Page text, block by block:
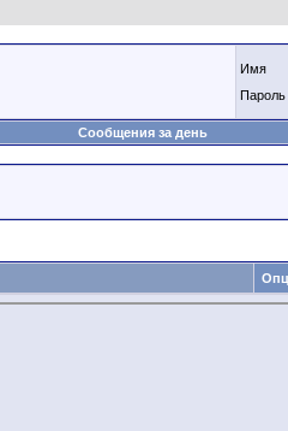
Имя
Пароль
Сообщения за день